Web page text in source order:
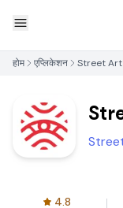
होम एप्लिकेशन Street
4.8